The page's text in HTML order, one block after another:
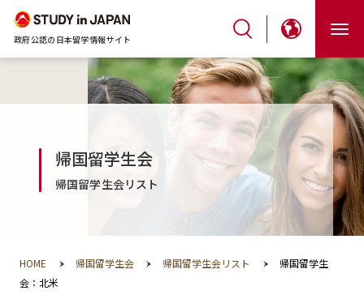
政府公認の日本留学情報サイト
帰国留学生会
帰国留学生会リスト
HOME 帰国留学生会 帰国留学生会リスト
帰国留学生
会：北米